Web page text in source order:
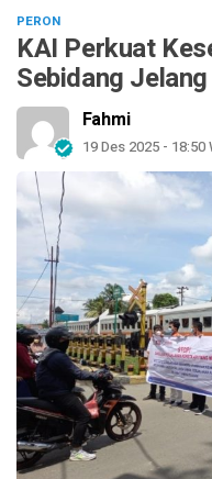
PERON
KAI Perkuat
Sebidang
Fahmi
19 Des 2025 - 18:50